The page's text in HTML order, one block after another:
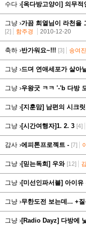
수다 ›[옥다방고양이] 의무적
그냥 ›가끔 희열님이 라천을
[2] 함주경 2010-12-20
축하 ›반가워요~!!! [3] 송여진
그냥 ›드뎌 연애세포가 살아
그냥 ›우왕굿 ㅋㅋ '-'b 다방
그냥 ›[지훈맘] 남편의 시크릿
그냥 ›[시간여행자]1. 2. 3 [4]
감사 ›에피톤프로젝트 - [7]
그냥 ›[믿는독희] 우와 [12]
그냥 ›[미선인파서블] 아이유
그냥 ›무한도전 보는데... +
그냥 ›[Radio Dayz] 다방에